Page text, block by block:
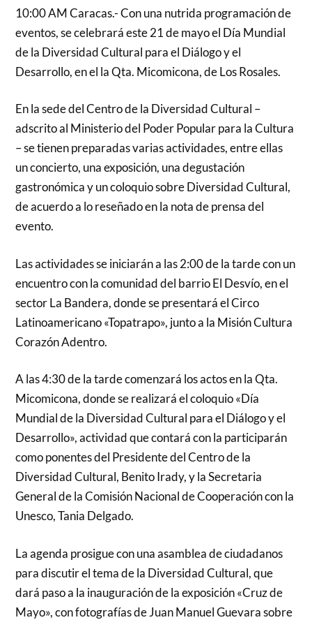
10:00 AM Caracas.- Con una nutrida programación de
eventos, se celebrará este 21 de mayo el Día Mundial
de la Diversidad Cultural para el Diálogo y el
Desarrollo, en el la Qta. Micomicona, de Los Rosales.
En la sede del Centro de la Diversidad Cultural –
adscrito al Ministerio del Poder Popular para la Cultura
– se tienen preparadas varias actividades, entre ellas
un concierto, una exposición, una degustación
gastronómica y un coloquio sobre Diversidad Cultural,
de acuerdo a lo reseñado en la nota de prensa del
evento.
Las actividades se iniciarán a las 2:00 de la tarde con un
encuentro con la comunidad del barrio El Desvío, en el
sector La Bandera, donde se presentará el Circo
Latinoamericano «Topatrapo», junto a la Misión Cultura
Corazón Adentro.
A las 4:30 de la tarde comenzará los actos en la Qta.
Micomicona, donde se realizará el coloquio «Día
Mundial de la Diversidad Cultural para el Diálogo y el
Desarrollo», actividad que contará con la participarán
como ponentes del Presidente del Centro de la
Diversidad Cultural, Benito Irady, y la Secretaria
General de la Comisión Nacional de Cooperación con la
Unesco, Tania Delgado.
La agenda prosigue con una asamblea de ciudadanos
para discutir el tema de la Diversidad Cultural, que
dará paso a la inauguración de la exposición «Cruz de
Mayo», con fotografías de Juan Manuel Guevara sobre